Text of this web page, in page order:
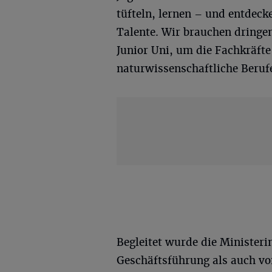
tüfteln, lernen – und
Talente. Wir brauchen
Junior Uni, um die
naturwissenschaftliche
Begleitet wurde die
Geschäftsführung als auch